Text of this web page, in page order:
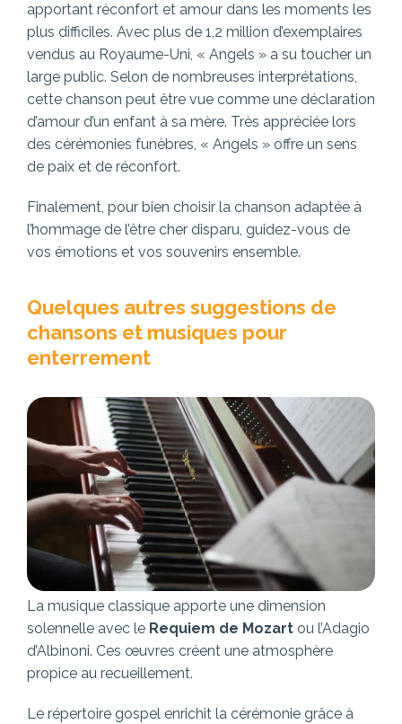
apportant réconfort et amour dans les moments les
plus difficiles. Avec plus de 1,2 million d’exemplaires
vendus au Royaume-Uni, « Angels » a su toucher un
large public. Selon de nombreuses interprétations,
cette chanson peut être vue comme une déclaration
d’amour d’un enfant à sa mère. Très appréciée lors
des cérémonies funèbres, « Angels » offre un sens
de paix et de réconfort.
Finalement, pour bien choisir la chanson adaptée à
l’hommage de l’être cher disparu, guidez-vous de
vos émotions et vos souvenirs ensemble.
Quelques autres suggestions de
chansons et musiques pour
enterrement
La musique classique apporte une dimension
solennelle avec le Requiem de Mozart ou l’Adagio
d’Albinoni. Ces œuvres créent une atmosphère
propice au recueillement.
Le répertoire gospel enrichit la cérémonie grâce à